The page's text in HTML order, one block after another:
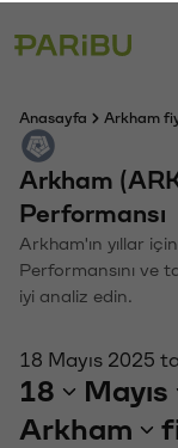
Anasayfa Arkham
Arkham
Performansı
Arkham'ın yıllar
Performansını ve
iyi analiz edin.
18 Mayıs 2025
18 Mayıs
Arkham